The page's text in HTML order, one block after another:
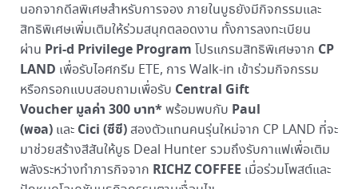
นอกจากดีลพิเศษสำหรับการจอง ภายในบูธยังมีกิจกรรมและ
สิทธิพิเศษเพิ่มเติมให้ร่วมสนุกตลอดงาน ทั้งการลงทะเบียน
ผ่าน Pri-d Privilege Program โปรแกรมสิทธิพิเศษจาก CP
LAND เพื่อรับไอศกรีม ETE, การ Walk-in เข้าร่วมกิจกรรม
หรือกรอกแบบสอบถามเพื่อรับ Central Gift
Voucher มูลค่า 300 บาท*พร้อมพบกับ Paul
(พอล)และ Cici (ซีซี)สองตัวแทนคนรุ่นใหม่จาก CP LAND ที่จะ
มาช่วยสร้างสีสันให้บูธ Deal Hunter รวมถึงรับกาแฟเพื่อเติม
พลังระหว่างทำภารกิจจาก RICHZ COFFEE เมื่อร่วมโพสต์และ